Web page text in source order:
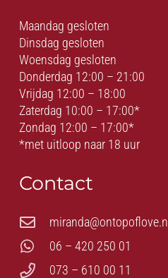
Maandag gesloten
Dinsdag gesloten
Woensdag gesloten
Donderdag 12:00 – 21:00
Vrijdag 12:00 – 18:00
Zaterdag 10:00 – 17:00*
Zondag 12:00 – 17:00*
*met uitloop naar 18 uur
Contact
miranda@ontopoflove.nl
06 – 420 250 01
073 – 610 00 11